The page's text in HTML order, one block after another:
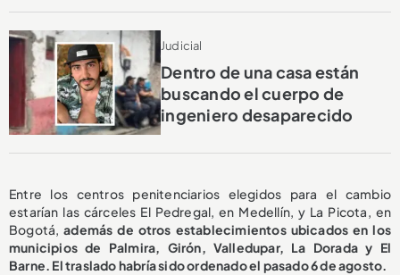
Judicial
Dentro de una casa están
buscando el cuerpo de
ingeniero desaparecido
Entre los centros penitenciarios elegidos para el cambio
estarían las cárceles El Pedregal, en Medellín, y La Picota, en
Bogotá,además de otros establecimientos ubicados en los
municipios de Palmira, Girón, Valledupar, La Dorada y El
Barne. El traslado habría sido ordenado el pasado 6 de agosto.